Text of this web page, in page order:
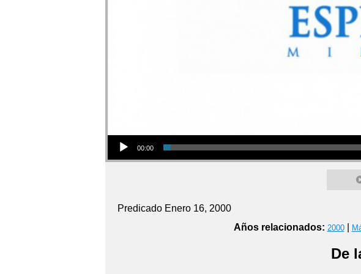
Audio Player
00:00
Predicado Enero 16, 2000
Años relacionados: 2000|
De